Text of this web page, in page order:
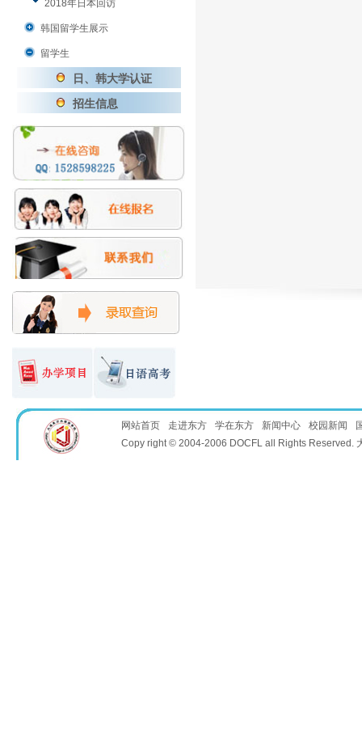
2018年日本回访
韩国留学生展示
留学生
日、韩大学认证
招生信息
网站首页 走进东方 学在东方 新闻中心 校园新闻
Copy right © 2004-2006 DOCFL all Rights Reserved.